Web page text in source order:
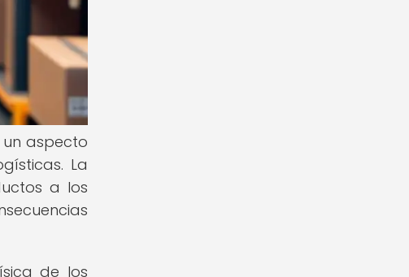
aspecto
La
a los
de los